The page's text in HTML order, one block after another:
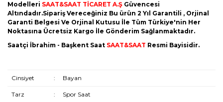
Modelleri SAAT&SAAT TİCARET A.Ş Güvencesi
Altındadır.Sipariş Vereceğiniz Bu ürün 2 Yıl Garantili , Orjinal
Garanti Belgesi Ve Orjinal Kutusu İle Tüm Türkiye'nin Her
Noktasına Ücretsiz Kargo İle Gönderim Sağlanmaktadır.
Saatçi İbrahim - Başkent Saat SAAT&SAAT Resmi Bayisidir.
Cinsiyet : Bayan
Tarz : Spor Saat